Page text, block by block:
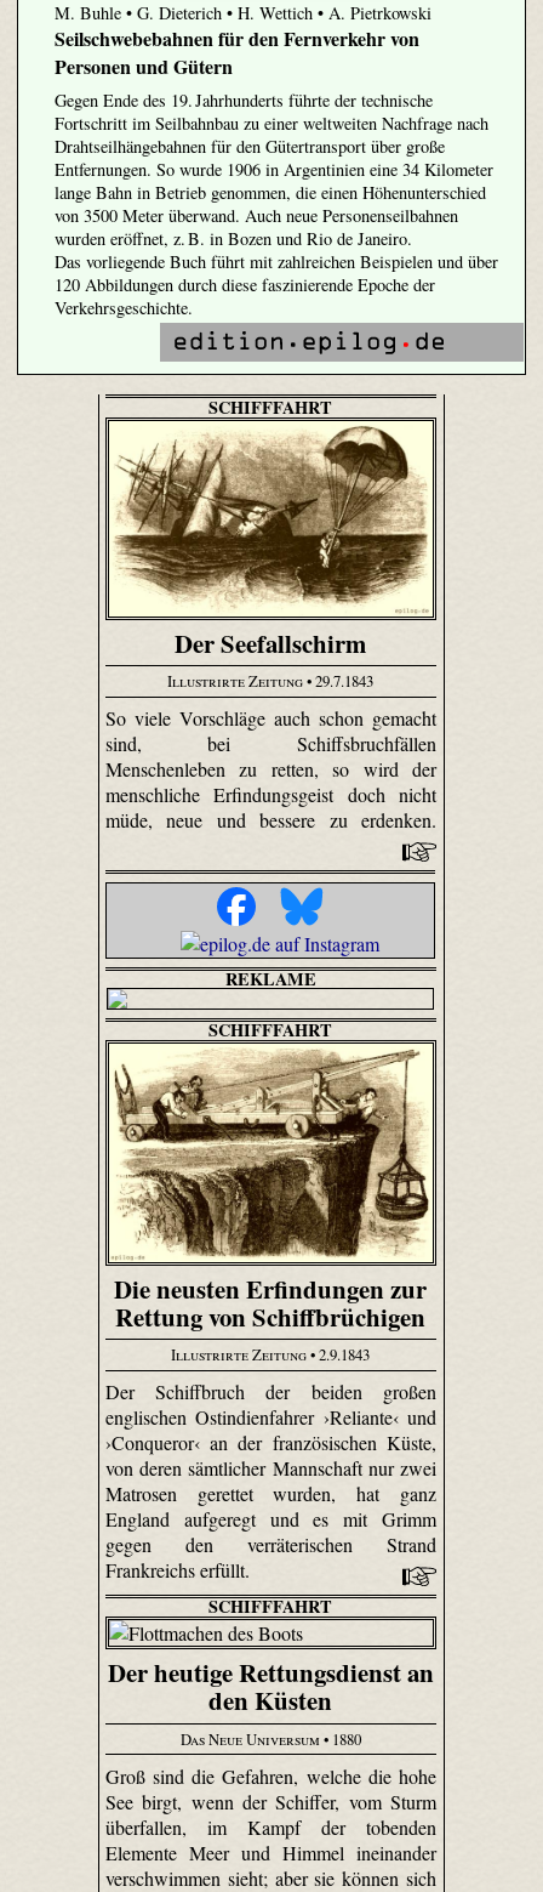
M. Buhle • G. Dieterich • H. Wettich • A. Pietrkowski
Seilschwebebahnen für den Fernverkehr von
Personen und Gütern
Gegen Ende des 19. Jahrhunderts führte der technische
Fortschritt im Seilbahnbau zu einer weltweiten Nachfrage nach
Drahtseilhängebahnen für den Gütertransport über große
Entfernungen. So wurde 1906 in Argentinien eine 34 Kilometer
lange Bahn in Betrieb genommen, die einen Höhenunterschied
von 3500 Meter überwand. Auch neue Personenseilbahnen
wurden eröffnet, z. B. in Bozen und Rio de Janeiro.
Das vorliegende Buch führt mit zahlreichen Beispielen und über
120 Abbildungen durch diese faszinierende Epoche der
Verkehrsgeschichte.
SCHIFFFAHRT
Der Seefallschirm
Illustrirte Zeitung• 29.7.1843
So viele Vorschläge auch schon gemacht
sind, bei Schiffsbruchfällen
Menschenleben zu retten, so wird der
menschliche Erfindungsgeist doch nicht
müde, neue und bessere zu erdenken.
REKLAME
SCHIFFFAHRT
Die neusten Erfindungen zur
Rettung von Schiffbrüchigen
Illustrirte Zeitung• 2.9.1843
Der Schiffbruch der beiden großen
englischen Ostindienfahrer ›Reliante‹ und
›Conqueror‹ an der französischen Küste,
von deren sämtlicher Mannschaft nur zwei
Matrosen gerettet wurden, hat ganz
England aufgeregt und es mit Grimm
gegen den verräterischen Strand
Frankreichs erfüllt.
SCHIFFFAHRT
Der heutige Rettungsdienst an
den Küsten
Das Neue Universum • 1880
Groß sind die Gefahren, welche die hohe
See birgt, wenn der Schiffer, vom Sturm
überfallen, im Kampf der tobenden
Elemente Meer und Himmel ineinander
verschwimmen sieht; aber sie können sich